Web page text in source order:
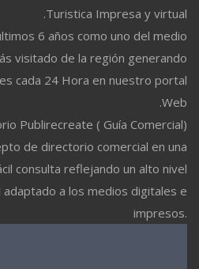
Turistica Impresa y virtual.
6 años como uno del medio
visitado de la región generando
cada 24 Hora en nuestro portal
Web.
Publirecreate ( Guía Comercial)
de directorio comercial en una
consulta reflejando un alto nivel
a los medios digitales e
impresos.